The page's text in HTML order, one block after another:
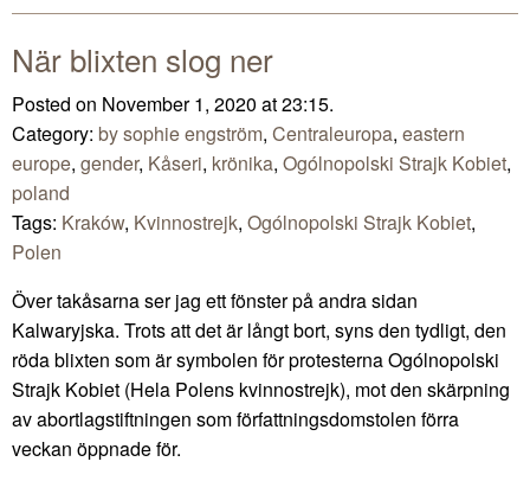
När blixten slog ner
Posted on November 1, 2020 at 23:15.
Category: by sophie engström, Centraleuropa, eastern
europe, gender, Kåseri, krönika, Ogólnopolski Strajk Kobiet,
poland
Tags: Kraków, Kvinnostrejk, Ogólnopolski Strajk Kobiet,
Polen
Över takåsarna ser jag ett fönster på andra sidan
Kalwaryjska. Trots att det är långt bort, syns den tydligt, den
röda blixten som är symbolen för protesterna Ogólnopolski
Strajk Kobiet (Hela Polens kvinnostrejk), mot den skärpning
av abortlagstiftningen som författningsdomstolen förra
veckan öppnade för.